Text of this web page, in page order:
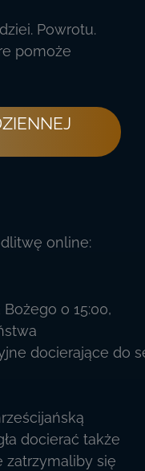
Powrotu.
pomoże
online:
o 15:00,
docierające do
docierać także
zatrzymaliby się